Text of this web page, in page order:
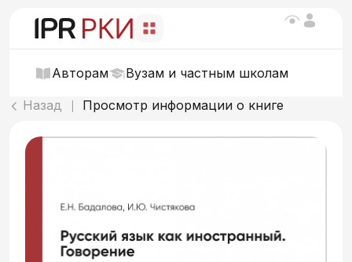
Авторам Вузам и частным школам
Назад Просмотр информации о книге